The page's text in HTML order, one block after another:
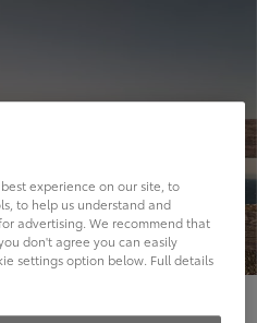
experience on our site, to
to help us understand and
advertising. We recommend that
don't agree you can easily
settings option below. Full details